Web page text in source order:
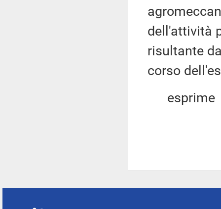
dell'attività
risultante
corso
esprime